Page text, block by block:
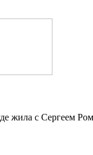
жила с Сергеем